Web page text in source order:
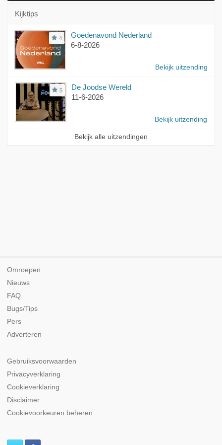
Kijktips
4
Goedenavond Nederland
6-8-2026
Bekijk uitzending
5
De Joodse Wereld
11-6-2026
Bekijk uitzending
Bekijk alle uitzendingen
Omroepen
Nieuws
FAQ
Bugs/Tips
Pers
Adverteren
Gebruiksvoorwaarden
Privacyverklaring
Cookieverklaring
Disclaimer
Cookievoorkeuren beheren